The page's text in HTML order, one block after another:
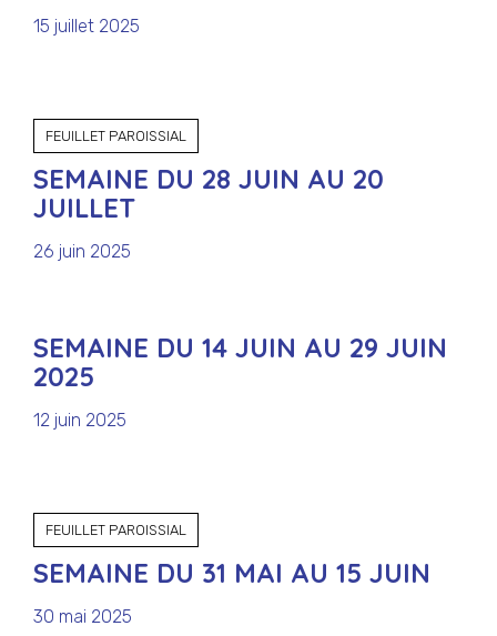
15 juillet 2025
FEUILLET PAROISSIAL
SEMAINE DU 28 JUIN AU 20
JUILLET
26 juin 2025
SEMAINE DU 14 JUIN AU 29 JUIN
2025
12 juin 2025
FEUILLET PAROISSIAL
SEMAINE DU 31 MAI AU 15 JUIN
30 mai 2025